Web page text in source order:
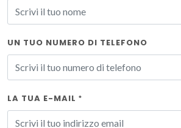
UN TUO NUMERO DI TELEFONO
LA TUA E-MAIL *